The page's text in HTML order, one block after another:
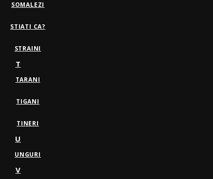
SOMALEZI
STIATI CA?
STRAINI
T
TARANI
TIGANI
TINERI
U
UNGURI
V